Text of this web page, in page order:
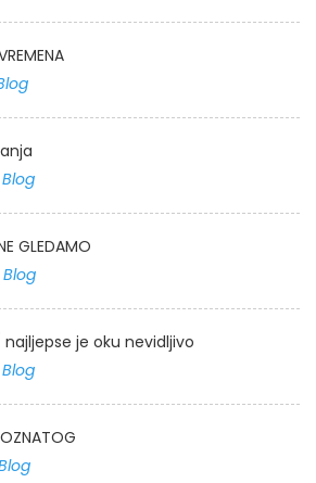
Blog
GLEDAMO
Blog
je oku nevidljivo
Blog